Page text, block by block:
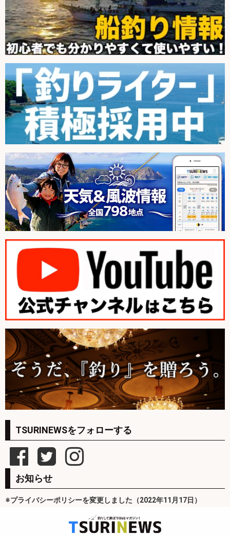
TSURINEWSをフォローする
お知らせ
※プライバシーポリシーを変更しました（2022年11月17日）